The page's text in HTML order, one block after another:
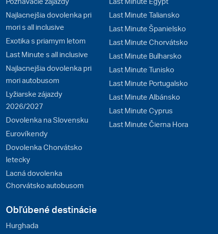
Najlacnejšia dovolenka pri
mori s all inclusive
Exotika s priamym letom
Last Minute s all inclusive
Najlacnejšia dovolenka pri
mori autobusom
Lyžiarske zájazdy
2026/2027
Dovolenka na Slovensku
Eurovíkendy
Dovolenka Chorvátsko
letecky
Lacná dovolenka
Chorvátsko autobusom
Last Minute Taliansko
Last Minute Španielsko
Last Minute Chorvátsko
Last Minute Bulharsko
Last Minute Tunisko
Last Minute Portugalsko
Last Minute Albánsko
Last Minute Cyprus
Last Minute Čierna Hora
Obľúbené destinácie
Hurghada